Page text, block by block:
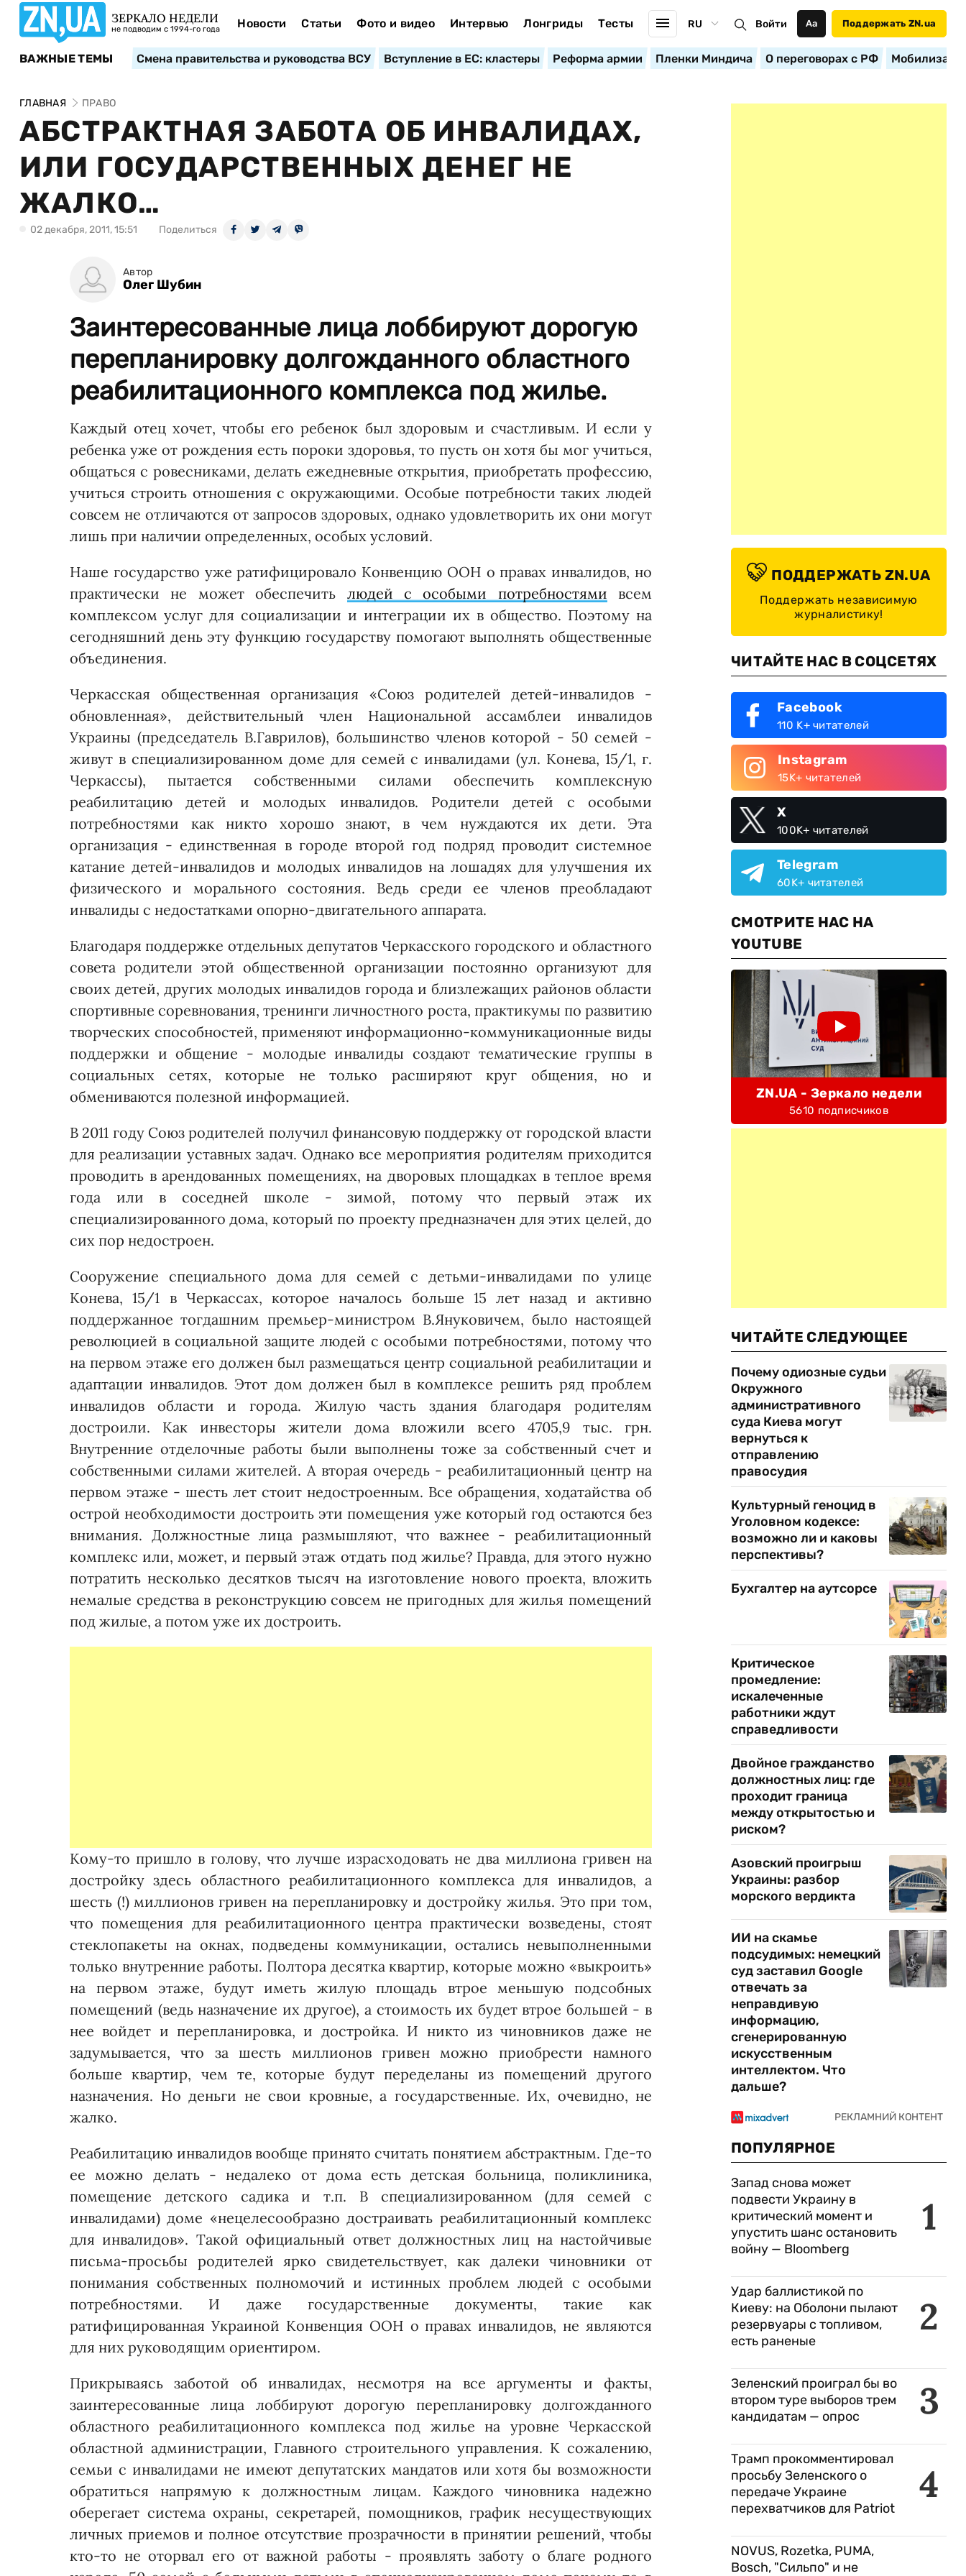
ЗЕРКАЛО НЕДЕЛИ
не подводим с 1994-го года Новости Статьи Фото и видео Интервью Лонгриды Тесты RU Войти Аа Поддержать ZN.ua
ВАЖНЫЕ ТЕМЫ Смена правительства и руководства ВСУ Вступление в ЕС: кластеры Реформа армии Пленки Миндича О переговорах с РФ
ГЛАВНАЯ ПРАВО
АБСТРАКТНАЯ ЗАБОТА ОБ ИНВАЛИДАХ,
ИЛИ ГОСУДАРСТВЕННЫХ ДЕНЕГ НЕ
ЖАЛКО…
02 декабря, 2011, 15:51 Поделиться
Автор
Олег Шубин
Заинтересованные лица лоббируют дорогую
перепланировку долгожданного областного
реабилитационного комплекса под жилье.
Каждый отец хочет, чтобы его ребенок был здоровым и счастливым. И если у
ребенка уже от рождения есть пороки здоровья, то пусть он хотя бы мог учиться,
общаться с ровесниками, делать ежедневные открытия, приобретать профессию,
учиться строить отношения с окружающими. Особые потребности таких людей
совсем не отличаются от запросов здоровых, однако удовлетворить их они могут
лишь при наличии определенных, особых условий.
Наше государство уже ратифицировало Конвенцию ООН о правах инвалидов, но
практически не может обеспечить людей с особыми потребностями всем
комплексом услуг для социализации и интеграции их в общество. Поэтому на
сегодняшний день эту функцию государству помогают выполнять общественные
объединения.
Черкасская общественная организация «Союз родителей детей-инвалидов -
обновленная», действительный член Нацио­нальной ассамблеи инвалидов
Украины (председатель В.Гаврилов), большинство членов которой - 50 семей -
живут в специализированном доме для семей с инвалидами (ул. Конева, 15/1, г.
Черкассы), пытается собственными силами обеспечить комплексную
реабилитацию детей и молодых инвалидов. Родители детей с особыми
потребностями как никто хорошо знают, в чем нуждаются их дети. Эта
организация - единственная в городе второй год подряд проводит системное
катание детей-инвалидов и молодых инвалидов на лошадях для улучшения их
физического и морального состояния. Ведь среди ее членов преобладают
инвалиды с недостатками опорно-двигательного аппарата.
Благодаря поддержке отдельных депутатов Черкасского городского и областного
совета родители этой общественной организации постоянно организуют для
своих детей, других молодых инвалидов города и близлежащих районов области
спортивные соревнования, тренинги личностного роста, практикумы по развитию
творческих способностей, применяют информационно-коммуникационные виды
поддержки и общение - молодые инвалиды создают тематичес­кие группы в
социальных сетях, которые не только расширяют круг общения, но и
обмениваются полезной информацией.
В 2011 году Союз родителей получил финансовую поддержку от городской власти
для реализации уставных задач. Однако все мероприятия родителям приходится
проводить в арендованных помещениях, на дворовых площадках в теплое время
года или в соседней школе - зимой, потому что первый этаж их
специализированного дома, который по проекту предназначен для этих целей, до
сих пор недостроен.
Сооружение специального дома для семей с детьми-инвалидами по улице
Конева, 15/1 в Черкассах, которое началось больше 15 лет назад и активно
поддержанное тогдашним премьер-министром В.Януковичем, было настоящей
революцией в социальной защите людей с особыми потребностями, потому что
на первом этаже его должен был размещаться центр социальной реабилитации и
адаптации инвалидов. Этот дом должен был в комплексе решить ряд проблем
инвалидов области и города. Жилую часть здания благодаря родителям
достроили. Как инвесторы жители дома вложили всего 4705,9 тыс. грн.
Внутренние отделочные ра­боты были выполнены тоже за собственный счет и
собст­венными силами жителей. А вторая очередь - реабилитационный центр на
первом этаже - шесть лет стоит недостроенным. Все обращения, ходатайства об
острой необходимости достроить эти помещения уже который год остаются без
внимания. Долж­ностные лица размышляют, что важнее - реабилитационный
комплекс или, может, и первый этаж отдать под жилье? Правда, для этого нужно
потратить несколько десятков тысяч на изготовление нового проекта, вложить
немалые средства в реконструкцию совсем не пригодных для жилья помещений
под жилые, а потом уже их достроить.
Кому-то пришло в голову, что лучше израсходовать не два миллиона гривен на
достройку здесь областного реабилитационного комплекса для инвалидов, а
шесть (!) миллионов гривен на перепланировку и достройку жилья. Это при том,
что помещения для реабилитационного центра практически возведены, стоят
стеклопакеты на окнах, подведены коммуникации, остались невыполненными
только внутренние работы. Полтора десятка квартир, которые можно «выкроить»
на первом этаже, будут иметь жилую площадь втрое меньшую подсобных
помещений (ведь назначение их другое), а стоимость их будет втрое большей - в
нее войдет и перепланировка, и достройка. И никто из чиновников даже не
задумывается, что за шесть миллионов гривен можно приобрести намного
больше квартир, чем те, которые будут переделаны из помещений другого
назначения. Но деньги не свои кровные, а государственные. Их, очевидно, не
жалко.
Реабилитацию инвалидов вообще принято считать понятием абстрактным. Где-то
ее можно делать - недалеко от дома есть детская больница, поликлиника,
помещение детского садика и т.п. В специализированном (для семей с
инвалидами) доме «нецелесообразно достраивать реабилитационный комплекс
для инвалидов». Такой официальный ответ должностных лиц на настойчивые
письма-просьбы родителей ярко свидетельствует, как далеки чиновники от
понимания собственных полномочий и истинных проблем людей с особыми
потребнос­тями. И даже государственные документы, такие как
ратифицированная Украиной Кон­венция ООН о правах инвалидов, не являются
для них руководящим ориентиром.
Прикрываясь заботой об инвалидах, несмотря на все аргументы и факты,
заинтересованные лица лоббируют дорогую перепланировку долгожданного
областного реабилитационного комплекса под жилье на уровне Черкасской
областной администрации, Главного строительного управления. К сожалению,
семьи с инвалидами не имеют депутатских мандатов или хотя бы возможности
обратиться напрямую к должностным лицам. Каждого чиновника надежно
оберегает система охраны, секретарей, помощников, график несуществующих
личных приемов и полное отсутствие прозрачности в принятии решений, чтобы
кто-то не оторвал его от важной работы - проявлять заботу о благе родного
ПОДДЕРЖАТЬ ZN.UA
Поддержать независимую
журналистику!
ЧИТАЙТЕ НАС В СОЦСЕТЯХ
Facebook
110 K+ читателей
Instagram
15K+ читателей
X
100K+ читателей
Telegram
60K+ читателей
СМОТРИТЕ НАС НА
YOUTUBE
ZN.UA - Зеркало недели
5610 подписчиков
ЧИТАЙТЕ СЛЕДУЮЩЕЕ
Почему одиозные судьи
Окружного
административного
суда Киева могут
вернуться к
отправлению
правосудия
Культурный геноцид в
Уголовном кодексе:
возможно ли и каковы
перспективы?
Бухгалтер на аутсорсе
Критическое
промедление:
искалеченные
работники ждут
справедливости
Двойное гражданство
должностных лиц: где
проходит граница
между открытостью и
риском?
Азовский проигрыш
Украины: разбор
морского вердикта
ИИ на скамье
подсудимых: немецкий
суд заставил Google
отвечать за
неправдивую
информацию,
сгенерированную
искусственным
интеллектом. Что
дальше?
ПОПУЛЯРНОЕ
1
Запад снова может
подвести Украину в
критический момент и
упустить шанс остановить
войну — Bloomberg
2
Удар баллистикой по
Киеву: на Оболони пылают
резервуары с топливом,
есть раненые
3
Зеленский проиграл бы во
втором туре выборов трем
кандидатам — опрос
4
Трамп прокомментировал
просьбу Зеленского о
передаче Украине
перехватчиков для Patriot
NOVUS, Rozetka, PUMA,
Bosch, "Сильпо" и не